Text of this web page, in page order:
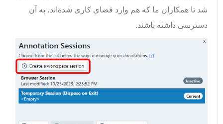
شد تا همکاران ما که هم وارد فضای کاری شده‌اند، به آن
دسترسی داشته باشند.